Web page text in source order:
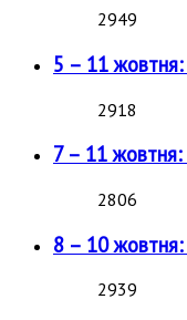
2949
5 – 11
2918
7 – 11
2806
8 – 10
2939